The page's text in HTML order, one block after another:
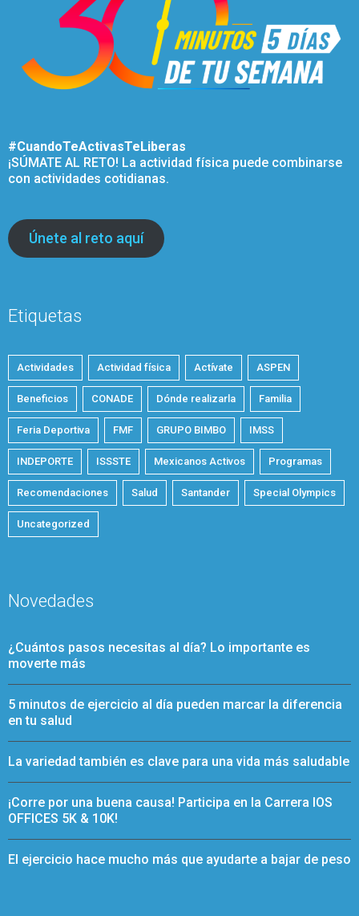
#CuandoTeActivasTeLiberas
¡SÚMATE AL RETO! La actividad física puede combinarse
con actividades cotidianas.
Únete al reto aquí
Etiquetas
Actividades Actividad física Actívate ASPEN
Beneficios CONADE Dónde realizarla Familia
Feria Deportiva FMF GRUPO BIMBO IMSS
INDEPORTE ISSSTE Mexicanos Activos Programas
Recomendaciones Salud Santander Special Olympics
Uncategorized
Novedades
¿Cuántos pasos necesitas al día? Lo importante es
moverte más
5 minutos de ejercicio al día pueden marcar la diferencia
en tu salud
La variedad también es clave para una vida más saludable
¡Corre por una buena causa! Participa en la Carrera IOS
OFFICES 5K & 10K!
El ejercicio hace mucho más que ayudarte a bajar de peso